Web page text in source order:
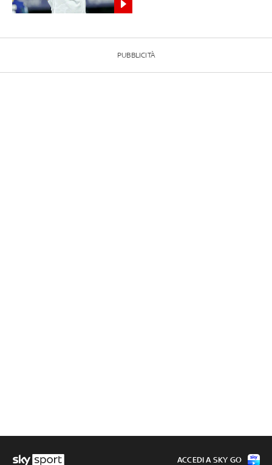
PUBBLICITÀ
ACCEDI A SKY GO